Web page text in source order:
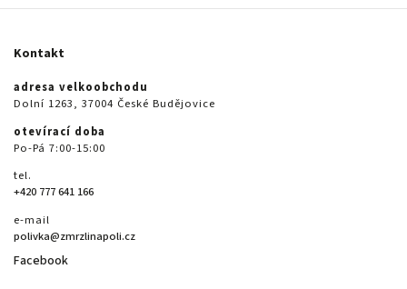
Kontakt
adresa velkoobchodu
Dolní 1263, 37004 České Budějovice
otevírací doba
Po-Pá 7:00-15:00
tel.
+420 777 641 166
e-mail
polivka@zmrzlinapoli.cz
Facebook